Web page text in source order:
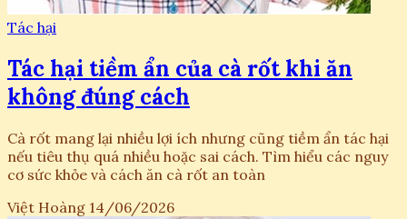
Tác hại
Tác hại tiềm ẩn của cà rốt khi ăn
không đúng cách
Cà rốt mang lại nhiều lợi ích nhưng cũng tiềm ẩn tác hại
nếu tiêu thụ quá nhiều hoặc sai cách. Tìm hiểu các nguy
cơ sức khỏe và cách ăn cà rốt an toàn
Việt Hoàng 14/06/2026